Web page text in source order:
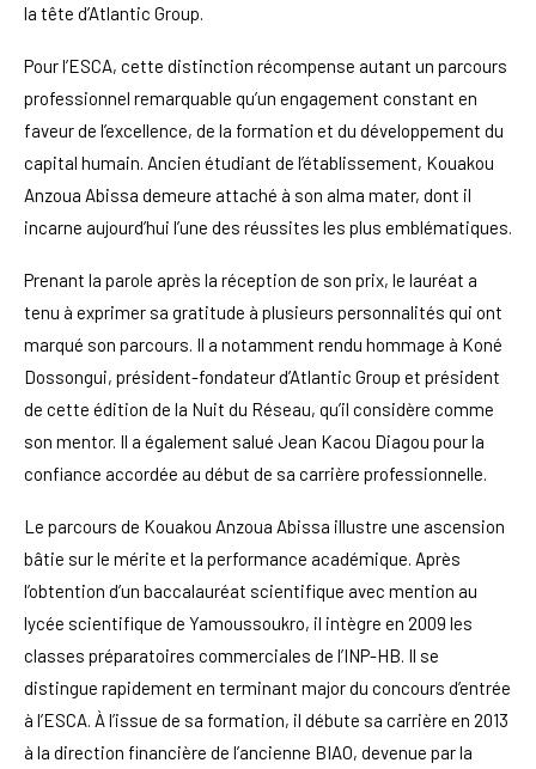
la tête d’Atlantic Group.
Pour l’ESCA, cette distinction récompense autant un parcours
professionnel remarquable qu’un engagement constant en
faveur de l’excellence, de la formation et du développement du
capital humain. Ancien étudiant de l’établissement, Kouakou
Anzoua Abissa demeure attaché à son alma mater, dont il
incarne aujourd’hui l’une des réussites les plus emblématiques.
Prenant la parole après la réception de son prix, le lauréat a
tenu à exprimer sa gratitude à plusieurs personnalités qui ont
marqué son parcours. Il a notamment rendu hommage à Koné
Dossongui, président-fondateur d’Atlantic Group et président
de cette édition de la Nuit du Réseau, qu’il considère comme
son mentor. Il a également salué Jean Kacou Diagou pour la
confiance accordée au début de sa carrière professionnelle.
Le parcours de Kouakou Anzoua Abissa illustre une ascension
bâtie sur le mérite et la performance académique. Après
l’obtention d’un baccalauréat scientifique avec mention au
lycée scientifique de Yamoussoukro, il intègre en 2009 les
classes préparatoires commerciales de l’INP-HB. Il se
distingue rapidement en terminant major du concours d’entrée
à l’ESCA. À l’issue de sa formation, il débute sa carrière en 2013
à la direction financière de l’ancienne BIAO, devenue par la